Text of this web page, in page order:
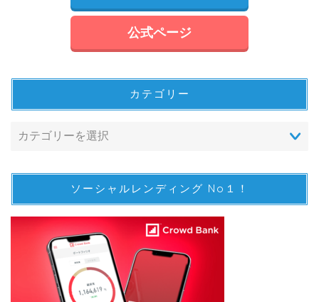
公式ページ
カテゴリー
ソーシャルレンディング No１！